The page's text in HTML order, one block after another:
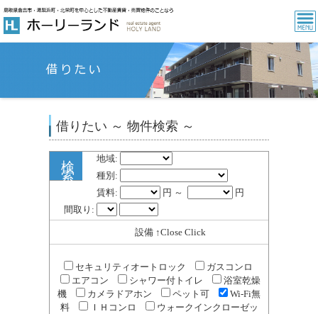
借りたい ～ 物件検索 ～
検
索
地域:
種別:
賃料:
円 ～
円
間取り:
設備 ↑Close Click
セキュリティオートロック
ガスコンロ
エアコン
シャワー付トイレ
浴室乾燥
機
カメラドアホン ペット可
Wi-Fi無
料
ＩＨコンロ
ウォークインクローゼッ